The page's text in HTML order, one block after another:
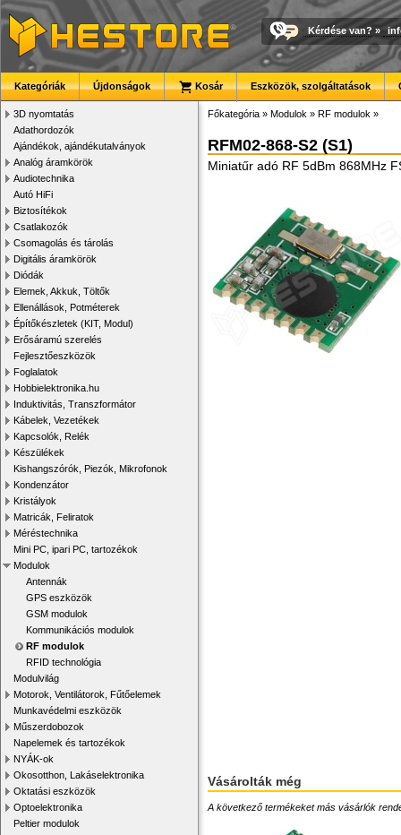
Kérdése van? »
Kategóriák Újdonságok Kosár Eszközök, szolgáltatások
3D nyomtatás
Adathordozók
Ajándékok, ajándékutalványok
Analóg áramkörök
Audiotechnika
Autó HiFi
Biztosítékok
Csatlakozók
Csomagolás és tárolás
Digitális áramkörök
Diódák
Elemek, Akkuk, Töltők
Ellenállások, Potméterek
Építőkészletek (KIT, Modul)
Erősáramú szerelés
Fejlesztőeszközök
Foglalatok
Hobbielektronika.hu
Induktivitás, Transzformátor
Kábelek, Vezetékek
Kapcsolók, Relék
Készülékek
Kishangszórók, Piezók, Mikrofonok
Kondenzátor
Kristályok
Matricák, Feliratok
Méréstechnika
Mini PC, ipari PC, tartozékok
Modulok
Antennák
GPS eszközök
GSM modulok
Kommunikációs modulok
RF modulok
RFID technológia
Modulvilág
Motorok, Ventilátorok, Fűtőelemek
Munkavédelmi eszközök
Műszerdobozok
Napelemek és tartozékok
NYÁK-ok
Okosotthon, Lakáselektronika
Oktatási eszközök
Optoelektronika
Peltier modulok
Főkategória » Modulok » RF modulok »
RFM02-868-S2 (S1)
Miniatűr adó RF 5dBm 868MHz
Vásárolták még
A következő termékeket más vásárlók